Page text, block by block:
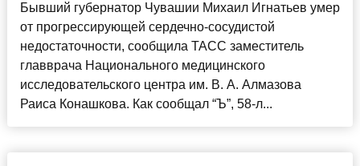
Бывший губернатор Чувашии Михаил Игнатьев умер
от прогрессирующей сердечно-сосудистой
недостаточности, сообщила ТАСС заместитель
главврача Национального медицинского
исследовательского центра им. В. А. Алмазова
Раиса Конашкова. Как сообщал “Ъ”, 58-л...